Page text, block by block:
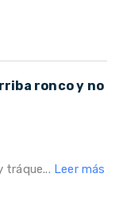
ronco y no
tráque... Leer más